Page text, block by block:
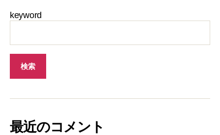
keyword
最近のコメント